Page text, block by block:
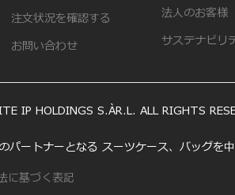
注文状況を確認する
お問い合わせ
法人のお客様
サステナビリ
IP HOLDINGS S.ÀR.L. ALL RIGHTS
ートナーとなる スーツケース、バッグを
に基づく表記